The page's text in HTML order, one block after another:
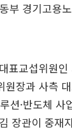
부 경기고용
표교섭위원
원장과 사측
션·반도체 사
장관이 중재